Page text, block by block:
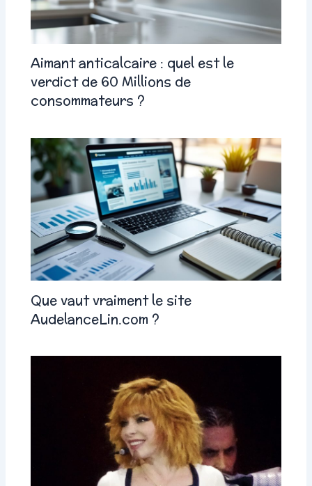
Aimant anticalcaire : quel est le
verdict de 60 Millions de
consommateurs ?
Que vaut vraiment le site
AudelanceLin.com ?